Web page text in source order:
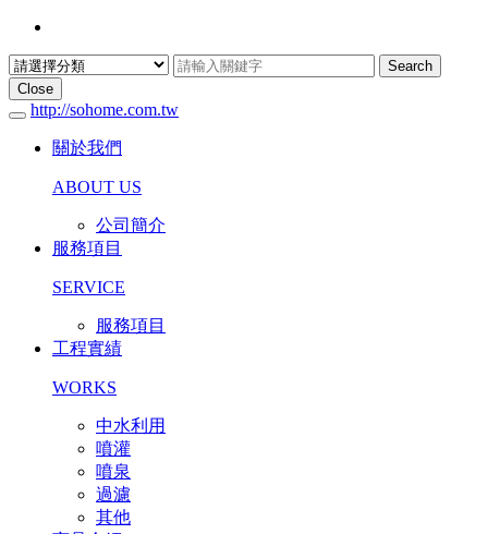
Search
Close
http://sohome.com.tw
關於我們
ABOUT US
公司簡介
服務項目
SERVICE
服務項目
工程實績
WORKS
中水利用
噴灌
噴泉
過濾
其他